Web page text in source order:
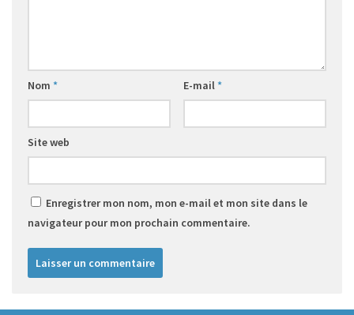
Nom * E-mail *
Site web
Enregistrer mon nom, mon e-mail et mon site dans le
navigateur pour mon prochain commentaire.